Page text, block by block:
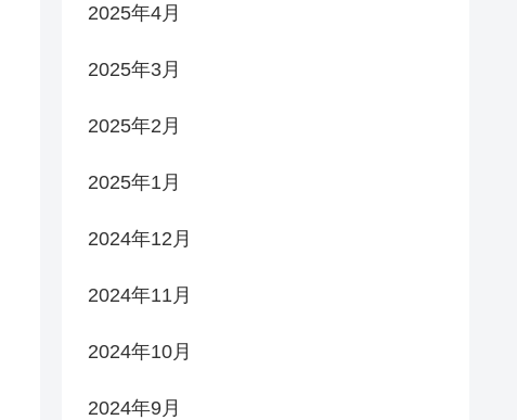
2025年4月
2025年3月
2025年2月
2025年1月
2024年12月
2024年11月
2024年10月
2024年9月